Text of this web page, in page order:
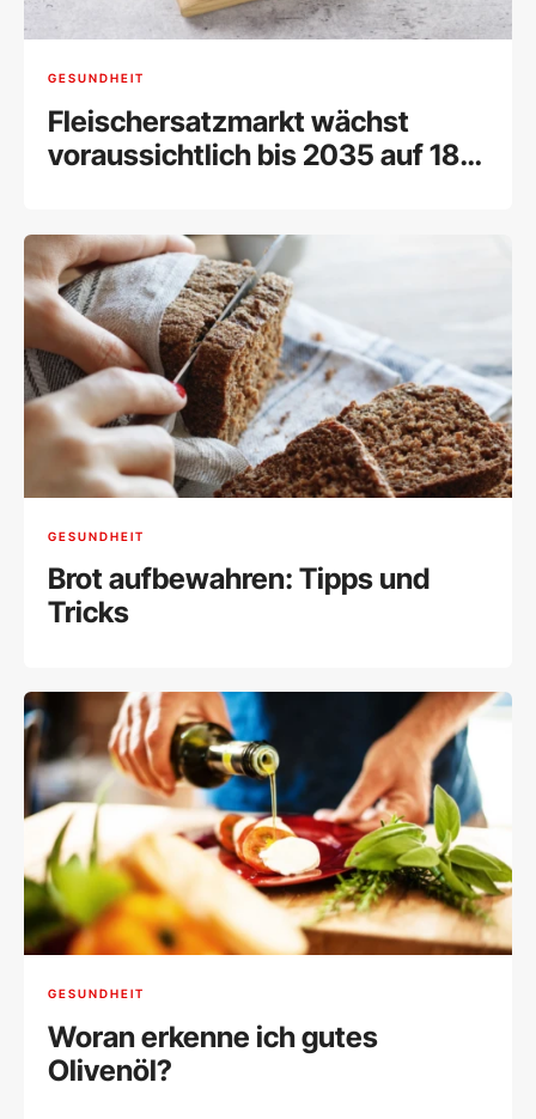
GESUNDHEIT
Fleischersatzmarkt wächst
voraussichtlich bis 2035 auf 18
GESUNDHEIT
Brot aufbewahren: Tipps und
Tricks
GESUNDHEIT
Woran erkenne ich gutes
Olivenöl?